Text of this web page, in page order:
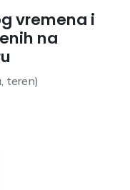
vremena i
na
teren)